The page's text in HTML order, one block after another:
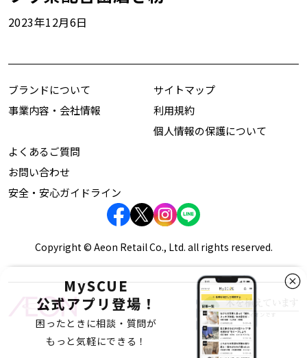
2023年12月6日
MySCUE
公式アプリ登場！
困ったときに相談・質問が
もっと気軽にできる！
ブランドについて
事業内容・会社情報
サイトマップ
利用規約
個人情報の保護について
よくあるご質問
お問い合わせ
安全・安心ガイドライン
Copyright © Aeon Retail Co., Ltd. all rights reserved.